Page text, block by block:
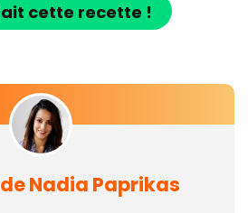
cette recette !
Nadia Paprikas